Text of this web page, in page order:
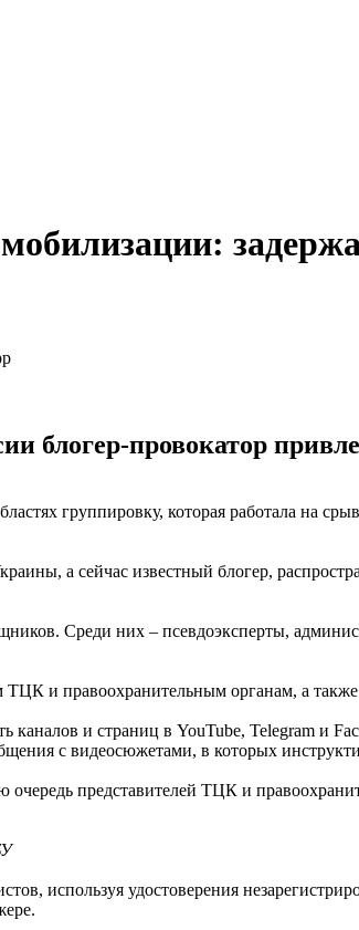
блогер-провокатор
группировку, которая работала на
а сейчас известный блогер,
Среди них – псевдоэксперты,
и правоохранительным органам, а
и страниц в YouTube, Telegram и
с видеосюжетами, в которых
представителей ТЦК и
используя удостоверения